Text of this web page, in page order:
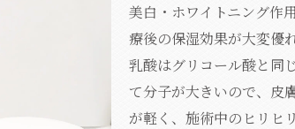
美白・ホワイトニング作
療後の保湿効果が大変優
乳酸はグリコール酸と同
て分子が大きいので、皮
が軽く、施術中のヒリヒ